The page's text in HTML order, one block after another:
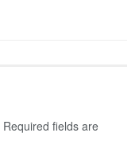
Required fields are